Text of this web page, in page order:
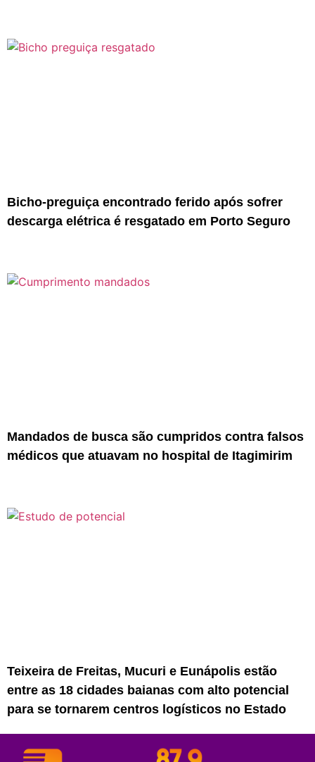
Bicho-preguiça encontrado ferido após sofrer
descarga elétrica é resgatado em Porto Seguro
Mandados de busca são cumpridos contra falsos
médicos que atuavam no hospital de Itagimirim
Teixeira de Freitas, Mucuri e Eunápolis estão
entre as 18 cidades baianas com alto potencial
para se tornarem centros logísticos no Estado